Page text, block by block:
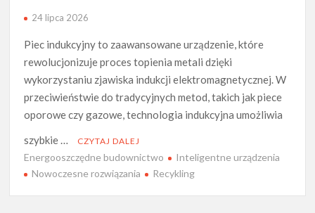
24 lipca 2026
Piec indukcyjny to zaawansowane urządzenie, które
rewolucjonizuje proces topienia metali dzięki
wykorzystaniu zjawiska indukcji elektromagnetycznej. W
przeciwieństwie do tradycyjnych metod, takich jak piece
oporowe czy gazowe, technologia indukcyjna umożliwia
szybkie …
CZYTAJ DALEJ
Energooszczędne budownictwo
Inteligentne urządzenia
Nowoczesne rozwiązania
Recykling